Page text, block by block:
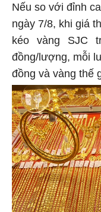
Nếu so với đỉnh
ngày 7/8, khi giá
kéo vàng SJC
đồng/lượng, mỗi
đồng và vàng thế